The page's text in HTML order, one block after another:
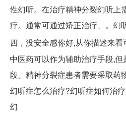
性幻听。在治疗精神分裂幻听上
疗。通常可通过矫正治疗、。幻
四，没安全感你好,从你描述来看
中医药可以作为辅助治疗手段,
段。精神分裂症患者需要采取药
幻听症怎么治疗?幻听症如何治
幻